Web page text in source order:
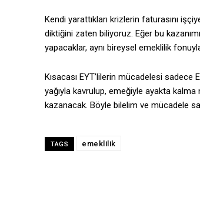
Kendi yarattıkları krizlerin faturasını
diktiğini zaten biliyoruz. Eğer bu
yapacaklar, aynı bireysel emeklilik
Kısacası EYT’lilerin mücadelesi sadece
yağıyla kavrulup, emeğiyle ayakta
kazanacak. Böyle bilelim ve mücadele
TAGS emeklilik